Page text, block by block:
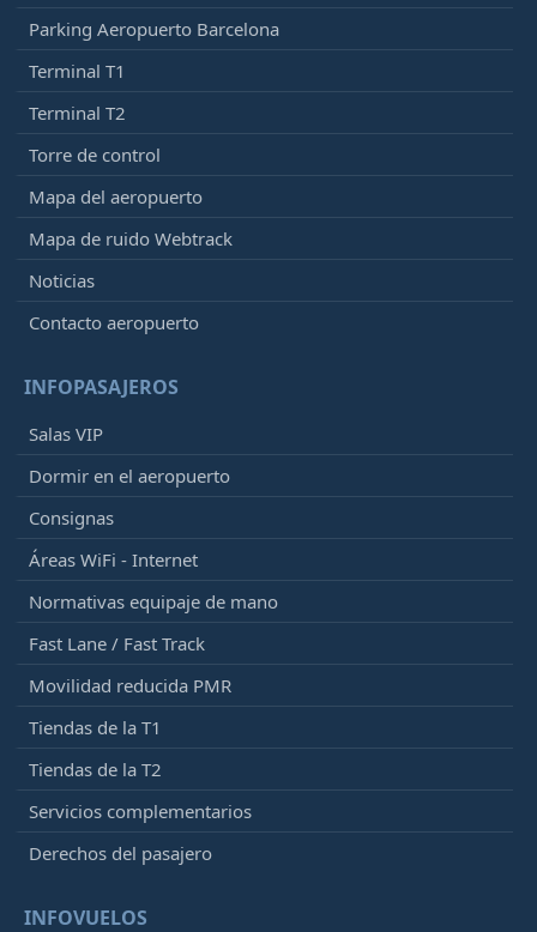
Parking Aeropuerto Barcelona
Terminal T1
Terminal T2
Torre de control
Mapa del aeropuerto
Mapa de ruido Webtrack
Noticias
Contacto aeropuerto
INFOPASAJEROS
Salas VIP
Dormir en el aeropuerto
Consignas
Áreas WiFi - Internet
Normativas equipaje de mano
Fast Lane / Fast Track
Movilidad reducida PMR
Tiendas de la T1
Tiendas de la T2
Servicios complementarios
Derechos del pasajero
INFOVUELOS